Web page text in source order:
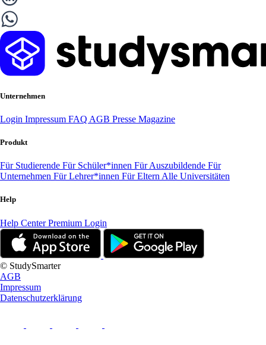
Unternehmen
Login Impressum FAQ AGB Presse Magazine
Produkt
Für Studierende Für Schüler*innen Für Auszubildende Für
Unternehmen Für Lehrer*innen Für Eltern Alle Universitäten
Help
Help CenterPremium Login
© StudySmarter
AGB
Impressum
Datenschutzerklärung